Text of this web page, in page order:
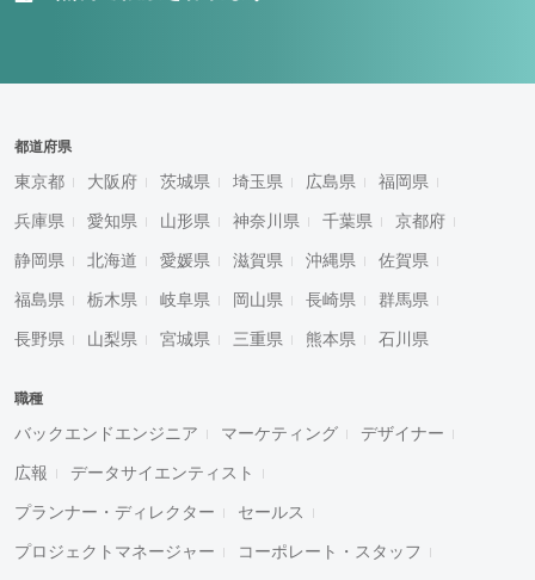
都道府県
東京都 大阪府 茨城県 埼玉県 広島県 福岡県
兵庫県 愛知県 山形県 神奈川県 千葉県 京都府
静岡県 北海道 愛媛県 滋賀県 沖縄県 佐賀県
福島県 栃木県 岐阜県 岡山県 長崎県 群馬県
長野県 山梨県 宮城県 三重県 熊本県 石川県
職種
バックエンドエンジニア マーケティング デザイナー
広報 データサイエンティスト
プランナー・ディレクター セールス
プロジェクトマネージャー コーポレート・スタッフ